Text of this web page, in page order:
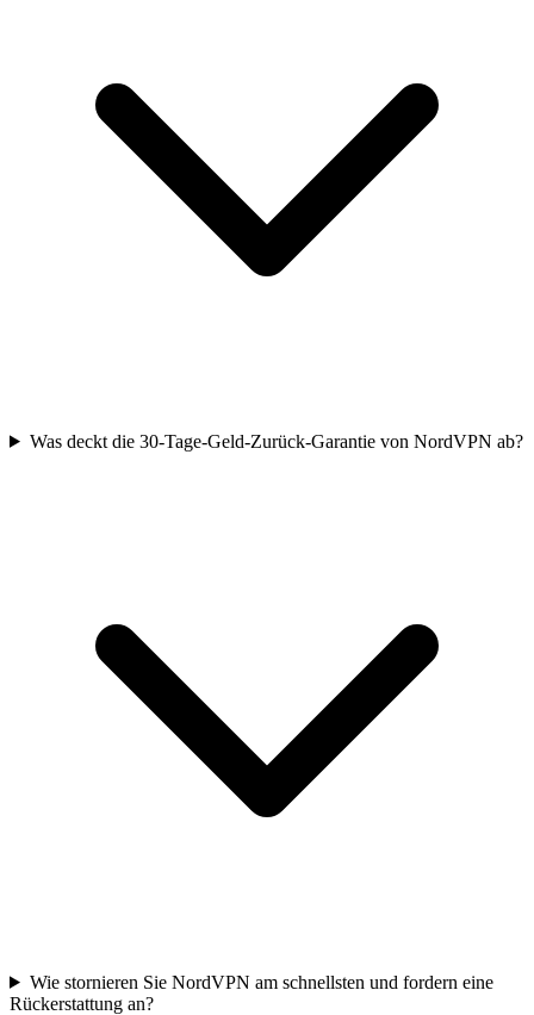
Was deckt die 30-Tage-Geld-Zurück-Garantie von NordVPN ab?
Wie stornieren Sie NordVPN am schnellsten und fordern eine
Rückerstattung an?